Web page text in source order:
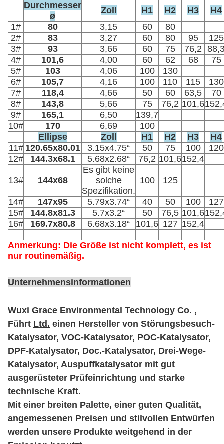
Durchmesser
ø
Zoll H1 H2 H3
H4
1#
80 3,15 60
80
2#
83 3,27 60 80 95
125
3#
93 3,66 60 75 76,2
4#
101,6 4,00 60 62 68
75
5#
103 4,06 100
130
6#
105,7 4,16 100 110 115
130
7#
118,4 4,66 50 60 63,5
70
8#
143,8 5,66 75 76,2 101,6
9#
165,1 6,50
139,7
10#
170 6,69
100
Ellipse
Zoll H1 H2 H3
H4
11# 120.65x80.01 3.15x4.75“ 50 75 100
120
12#
144.3x68.1 5.68x2.68“ 76,2 101,6152,4
13# 144x68
Es gibt keine
solche
Spezifikation.
100 125
14# 147x95 5.79x3.74“ 40 50 100
127
15#
144.8x81.3 5.7x3.2“ 50 76,5 101,6
16#
169.7x80.8 6.68x3.18“ 101,6 127 152,4
Anmerkung: Die Größe ist nicht komplett, es ist
nur routinemäßig.
Unternehmensinformationen
Wuxi Grace Environmental Technology Co. ,
Führt Ltd. einen Hersteller von Störungsbesuch-
Katalysator, VOC-Katalysator, POC-Katalysator,
DPF-Katalysator, Doc.-Katalysator, Drei-Wege-
Katalysator, Auspuffkatalysator mit gut
ausgerüsteter Prüfeinrichtung und starke
technische Kraft.
Mit einer breiten Palette, einer guten Qualität,
angemessenen Preisen und stilvollen Entwürfen
werden unsere Produkte weitgehend in der